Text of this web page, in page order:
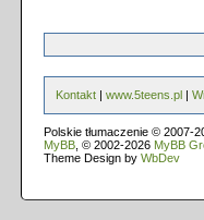
Kontakt | www.5teens.pl |
Polskie tłumaczenie © 2007-
MyBB , © 2002-2026 MyBB
Theme Design by WbDev